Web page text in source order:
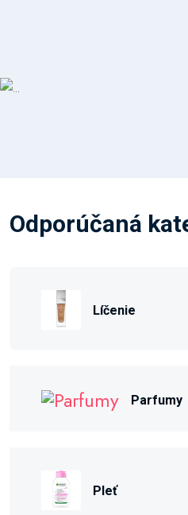
Odporúčaná
Líčenie
Parfumy
Pleť